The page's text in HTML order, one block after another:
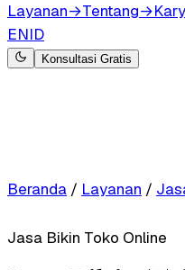
Layanan→Tentang→
ENID
Konsultasi Gratis
Beranda / Layanan /
Jasa Bikin Toko Online